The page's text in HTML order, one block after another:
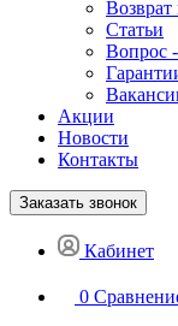
Статьи
Вопрос
Акции
Новости
Контакты
Заказать звонок
Кабинет
0